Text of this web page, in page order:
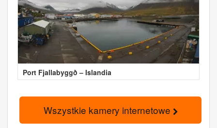
Port Fjallabyggð – Islandia
Wszystkie kamery internetowe